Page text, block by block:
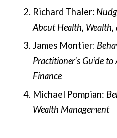
Richard Thaler:
About Health, Wealth,
James Montier:
Practitioner’s Guide
Finance
Michael Pompian:
Wealth Management